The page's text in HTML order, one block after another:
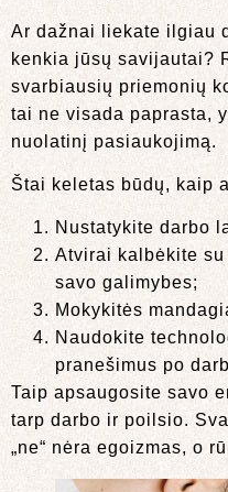
Ar dažnai liekate ilgiau
kenkia jūsų savijautai?
svarbiausių priemonių
tai ne visada paprasta,
nuolatinį pasiaukojimą.
Štai keletas būdų, kaip
Nustatykite darbo
Atvirai kalbėkite
savo galimybes;
Mokykitės
Naudokite
pranešimus po
Taip apsaugosite savo
tarp darbo ir poilsio.
„ne“ nėra egoizmas, o